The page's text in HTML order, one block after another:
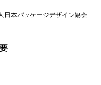
日本パッケージデザイン協会